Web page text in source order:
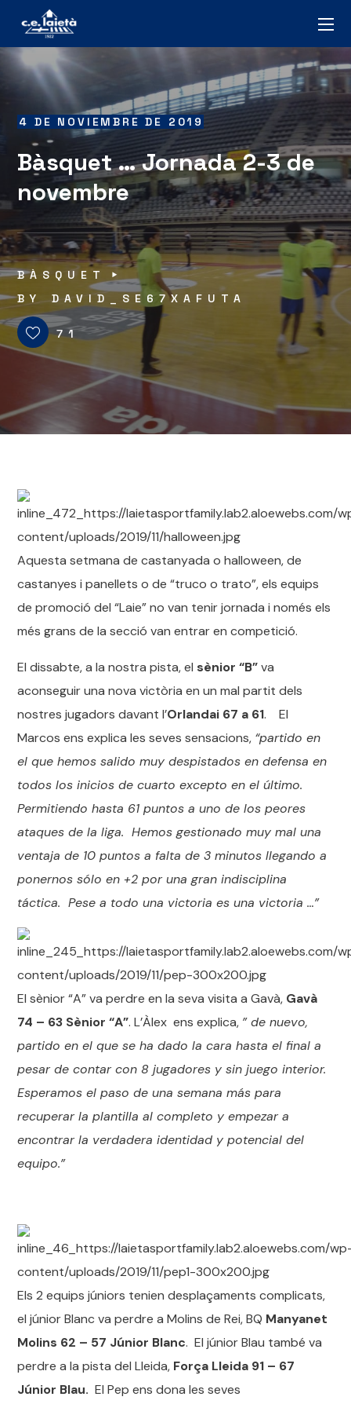
4 DE NOVIEMBRE DE 2019
Bàsquet … Jornada 2-3 de
novembre
BÀSQUET
BYDAVID_SE67XAFUTA
71
Aquesta setmana de castanyada o halloween, de
castanyes i panellets o de “truco o trato”, els equips
de promoció del “Laie” no van tenir jornada i només els
més grans de la secció van entrar en competició.
El dissabte, a la nostra pista, el sènior “B”va
aconseguir una nova victòria en un mal partit dels
nostres jugadors davant l’Orlandai 67 a 61. El
Marcos ens explica les seves sensacions, “partido en
el que hemos salido muy despistados en defensa en
todos los inicios de cuarto excepto en el último.
Permitiendo hasta 61 puntos a uno de los peores
ataques de la liga. Hemos gestionado muy mal una
ventaja de 10 puntos a falta de 3 minutos llegando a
ponernos sólo en +2 por una gran indisciplina
táctica. Pese a todo una victoria es una victoria …”
El sènior “A” va perdre en la seva visita a Gavà, Gavà
74 – 63 Sènior “A”. L’Àlex ens explica, ” de nuevo,
partido en el que se ha dado la cara hasta el final a
pesar de contar con 8 jugadores y sin juego interior.
Esperamos el paso de una semana más para
recuperar la plantilla al completo y empezar a
encontrar la verdadera identidad y potencial del
equipo.”
Els 2 equips júniors tenien desplaçaments complicats,
el júnior Blanc va perdre a Molins de Rei, BQ Manyanet
Molins 62 – 57 Júnior Blanc. El júnior Blau també va
perdre a la pista del Lleida, Força Lleida 91 – 67
Júnior Blau.El Pep ens dona les seves